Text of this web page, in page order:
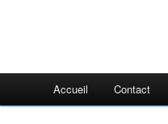
Accueil Contact